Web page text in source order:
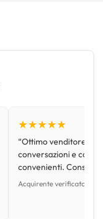
★★★★★
“Ottimo venditore,
conversazioni e con
convenienti.
Acquirente verificato •